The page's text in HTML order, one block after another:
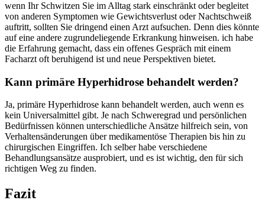
wenn ⁢Ihr Schwitzen Sie im​ Alltag stark einschränkt‍ oder begleitet
von anderen Symptomen wie Gewichtsverlust oder ⁤Nachtschweiß
auftritt, sollten Sie dringend einen Arzt aufsuchen. Denn dies könnte
auf eine⁣ andere​ zugrundeliegende Erkrankung hinweisen. ich⁣ habe
die Erfahrung gemacht,​ dass ‌ein offenes Gespräch​ mit einem
Facharzt oft beruhigend ist und neue ​Perspektiven bietet.
Kann primäre Hyperhidrose behandelt werden?
Ja, primäre Hyperhidrose kann ‌behandelt werden, auch wenn es
kein Universalmittel gibt. Je nach Schweregrad und persönlichen
Bedürfnissen können⁣ unterschiedliche Ansätze hilfreich​ sein, von
Verhaltensänderungen über medikamentöse Therapien bis hin ‌zu
chirurgischen Eingriffen. Ich ⁢selber habe verschiedene
Behandlungsansätze ausprobiert, und es ist wichtig, den für sich
richtigen ​Weg ‌zu finden.
Fazit